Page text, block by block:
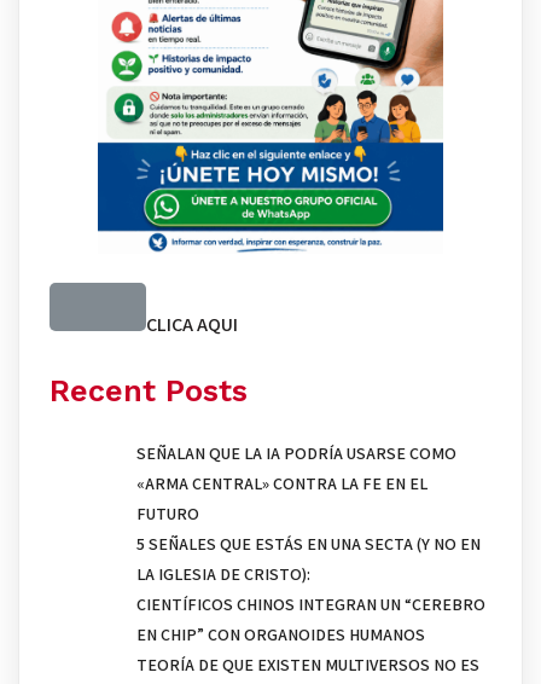
CLICA AQUI
Recent Posts
SEÑALAN QUE LA IA PODRÍA USARSE COMO
«ARMA CENTRAL» CONTRA LA FE EN EL
FUTURO
5 SEÑALES QUE ESTÁS EN UNA SECTA (Y NO EN
LA IGLESIA DE CRISTO):
CIENTÍFICOS CHINOS INTEGRAN UN “CEREBRO
EN CHIP” CON ORGANOIDES HUMANOS
TEORÍA DE QUE EXISTEN MULTIVERSOS NO ES